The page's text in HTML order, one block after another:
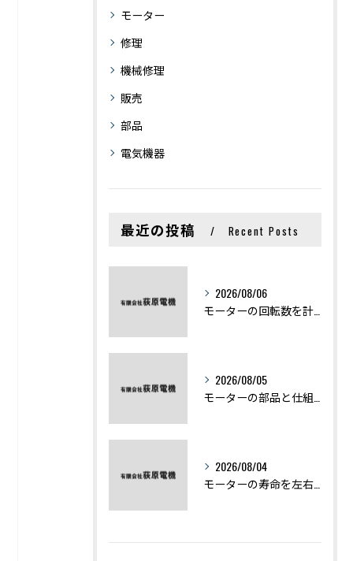
モーター
修理
機械修理
販売
部品
電気機器
最近の投稿 Recent Posts
2026/08/06
2026/08/05
2026/08/04